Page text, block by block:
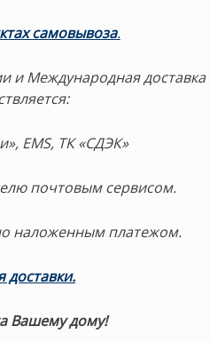
самовывоза.
и Международная доставка
EMS, ТК «СДЭК»
почтовым сервисом.
наложенным платежом.
доставки.
Вашему дому!